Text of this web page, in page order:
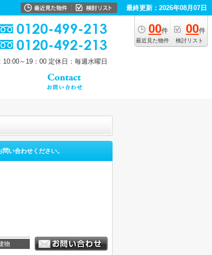
最終更新：2026年08月07日
00件
最近見た物件
00件
検討リスト
10:00～19：00 定休日：毎週水曜日
い合わせください。
物